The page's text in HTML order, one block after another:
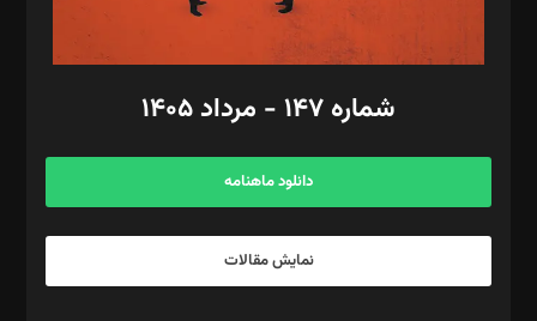
مد‌یر توسعه تجاری: کامبیز برید‌
امور مالی: شاپور رهبری، محمد‌ کاظمی‌نیا
آگهی و مشترکین: ۰۹۱۹۹۹۹۰۴۵۴
شماره ۱۴۷ - مرداد ۱۴۰۵
دانلود ماهنامه
نمایش مقالات